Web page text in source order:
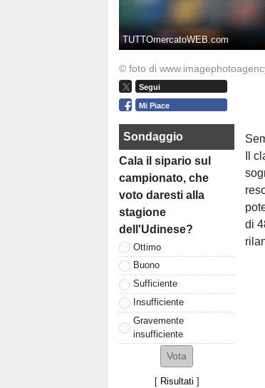
TUTTOmercatoWEB.com
© foto di
Segui
Mi Piace
Sondaggio
Cala il sipario sul
campionato, che
voto daresti alla
stagione
dell'Udinese?
Ottimo
Buono
Sufficiente
Insufficiente
Gravemente
insufficiente
[ Risultati ]
Il
di